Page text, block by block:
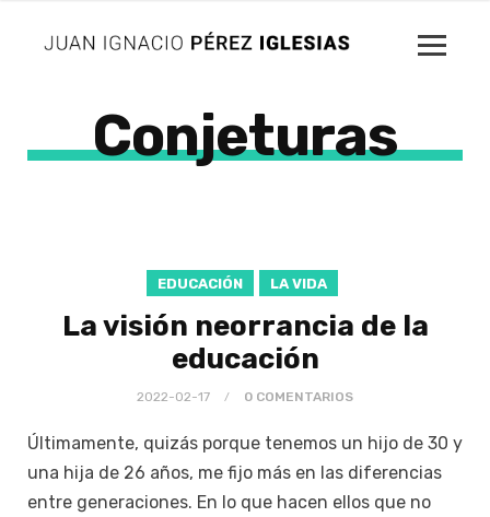
Conjeturas
EDUCACIÓN LA VIDA
La visión neorrancia de la
educación
2022-02-17 0 COMENTARIOS
Últimamente, quizás porque tenemos un hijo de 30 y
una hija de 26 años, me fijo más en las diferencias
entre generaciones. En lo que hacen ellos que no